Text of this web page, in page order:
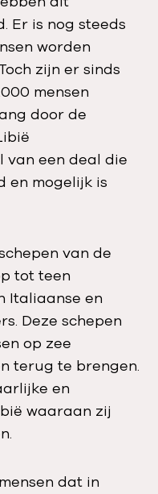
Er is nog steeds
worden
zijn er sinds
mensen
door de
van een deal die
en mogelijk is
van de
tot teen
Italiaanse en
Deze schepen
op zee
terug te brengen.
en
waaraan zij
dat in